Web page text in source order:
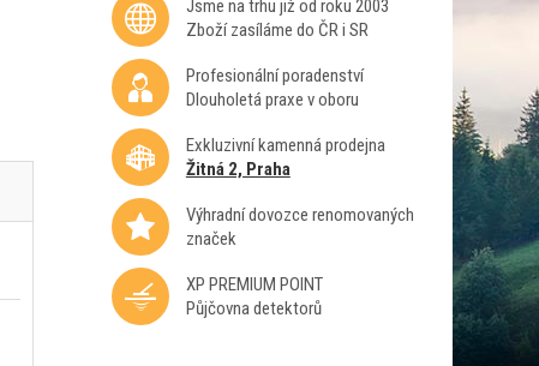
Jsme na trhu již od roku 2003
Zboží zasíláme do ČR i SR
Profesionální poradenství
Dlouholetá praxe v oboru
Exkluzivní kamenná prodejna
Žitná 2, Praha
Výhradní dovozce renomovaných
značek
XP PREMIUM POINT
Půjčovna detektorů